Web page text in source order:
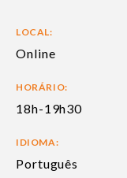
LOCAL:
Online
HORÁRIO:
18h-19h30
IDIOMA:
Português